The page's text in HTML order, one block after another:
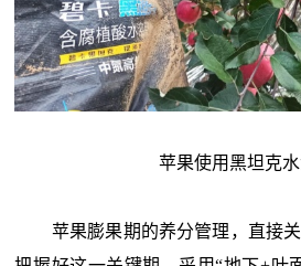
苹果使用黑坦克
苹果膨果期 的养分管理，直接